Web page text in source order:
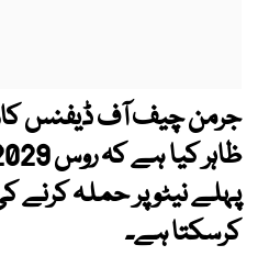
جرمن چیف آف ڈیفنس
پہلے نیٹو پر حملہ
کرسکتا ہے۔